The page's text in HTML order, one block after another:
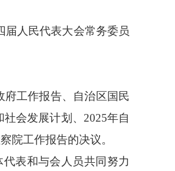
届人民代表大会常务委员
工作报告、自治区国民
会发展计划、2025年自
院工作报告的决议。
表和与会人员共同努力